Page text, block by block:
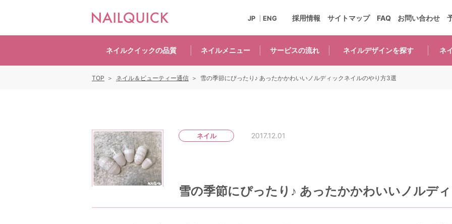
ネイルクイックの品質 ネイルメニュー サービスの流れ ネイルデザインを探す ネ
採用情報 サイトマップ FAQ お問い合わせ
JP ENG
ネイル 2017.12.01
雪の季節にぴったり♪ あったかかわいいノルデ
TOP ネイル＆ビューティー通信 雪の季節にぴったり♪ あったかかわいいノルディックネイルのやり方3選